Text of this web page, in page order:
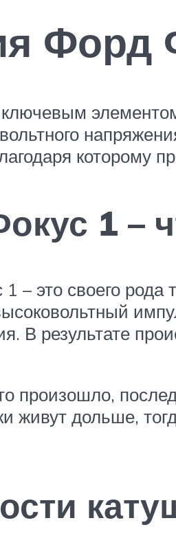
Форд
которому
1 –
– это своего
В результате
произошло,
живут дольше,